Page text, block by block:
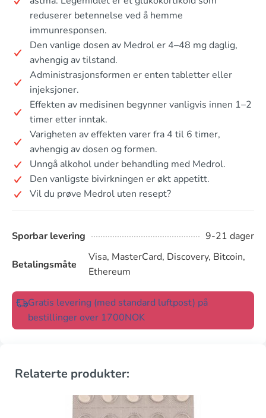
reduserer betennelse ved å hemme
immunresponsen.
Den vanlige dosen av Medrol er 4–48 mg daglig,
avhengig av tilstand.
Administrasjonsformen er enten tabletter eller
injeksjoner.
Effekten av medisinen begynner vanligvis innen 1–2
timer etter inntak.
Varigheten av effekten varer fra 4 til 6 timer,
avhengig av dosen og formen.
Unngå alkohol under behandling med Medrol.
Den vanligste bivirkningen er økt appetitt.
Vil du prøve Medrol uten resept?
Sporbar levering 9-21 dager
Betalingsmåte
Visa, MasterCard, Discovery, Bitcoin,
Ethereum
Gratis levering (med standard luftpost) på
bestillinger over 1700NOK
Relaterte produkter: